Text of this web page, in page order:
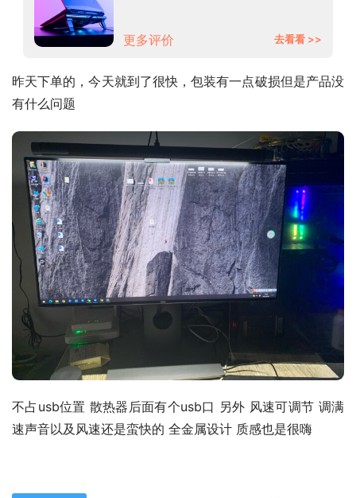
更多评价 去看看 >>
昨天下单的，今天就到了很快，包装有一点破损但是产品没
有什么问题
不占usb位置 散热器后面有个usb口 另外 风速可调节 调满
速声音以及风速还是蛮快的 全金属设计 质感也是很嗨